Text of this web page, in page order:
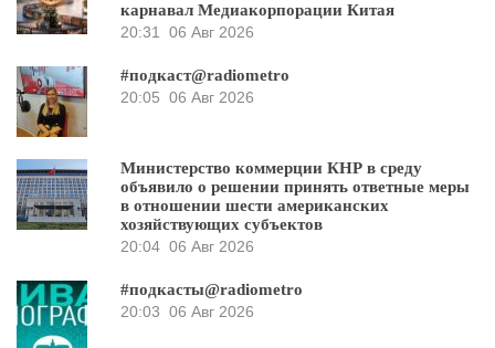
карнавал Медиакорпорации Китая
20:31
06 Авг 2026
#подкаст@radiometro
20:05 06 Авг 2026
Министерство коммерции КНР в среду
объявило о решении принять ответные меры
в отношении шести американских
хозяйствующих субъектов
20:04 06 Авг 2026
#подкасты@radiometro
20:03 06 Авг 2026